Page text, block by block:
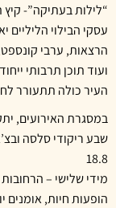
“לילות בעתיקה”-
עסקי הבילוי הליליים
הרצאות, ערבי
ועוד תוכן תרבותי
העיר כולה תתעורר
במסגרת האירועים,
18.8
מידי שלישי –
הופעות חיות, אומנים